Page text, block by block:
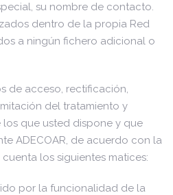
su nombre de contacto.
dentro de la propia Red
a ningún fichero adicional o
de acceso, rectificación,
del tratamiento y
que usted dispone y que
ADECOAR, de acuerdo con la
los siguientes matices:
por la funcionalidad de la